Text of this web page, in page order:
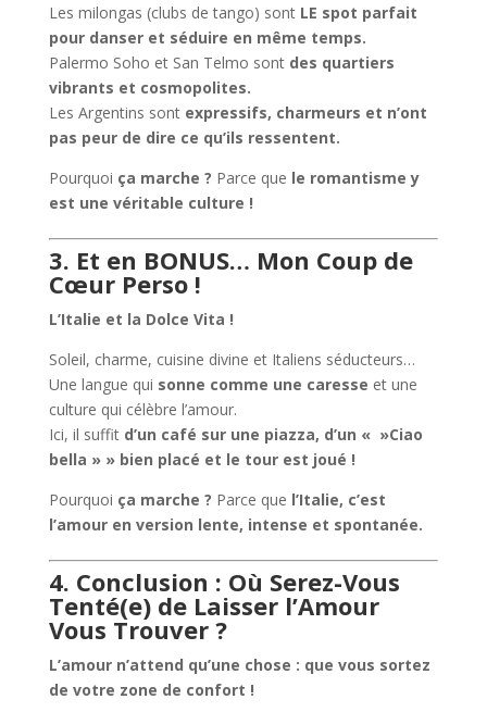
Les milongas (clubs de tango) sont LE spot parfait
pour danser et séduire en même temps.
Palermo Soho et San Telmo sont des quartiers
vibrants et cosmopolites.
Les Argentins sont expressifs, charmeurs et n’ont
pas peur de dire ce qu’ils ressentent.
Pourquoi ça marche ? Parce que le romantisme y
est une véritable culture !
3. Et en BONUS… Mon Coup de
Cœur Perso !
L’Italie et la Dolce Vita !
Soleil, charme, cuisine divine et Italiens séducteurs…
Une langue qui sonne comme une caresse et une
culture qui célèbre l’amour.
Ici, il suffit d’un café sur une piazza, d’un « »Ciao
bella » » bien placé et le tour est joué !
Pourquoi ça marche ? Parce que l’Italie, c’est
l’amour en version lente, intense et spontanée.
4. Conclusion : Où Serez-Vous
Tenté(e) de Laisser l’Amour
Vous Trouver ?
L’amour n’attend qu’une chose : que vous sortez
de votre zone de confort !